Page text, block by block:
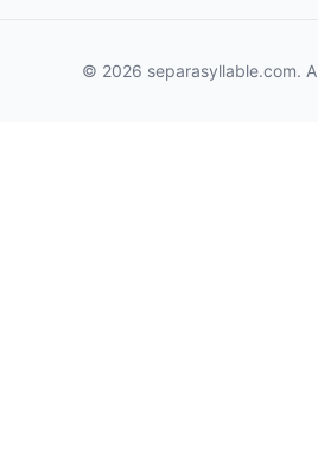
© 2026 separasyllable.com.